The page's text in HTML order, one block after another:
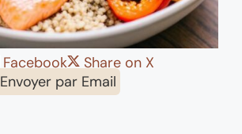
Facebook
Share on X
Envoyer par Email